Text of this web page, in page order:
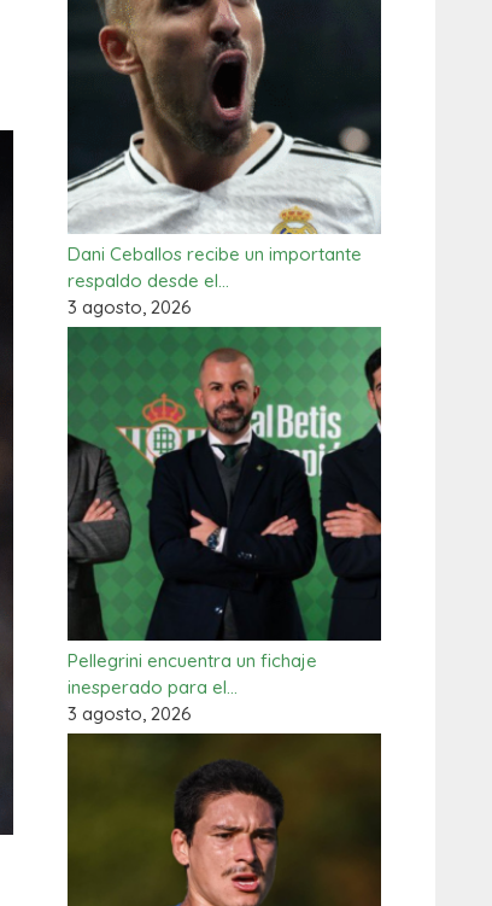
Dani Ceballos recibe un importante
respaldo desde el…
3 agosto, 2026
Pellegrini encuentra un fichaje
inesperado para el…
3 agosto, 2026